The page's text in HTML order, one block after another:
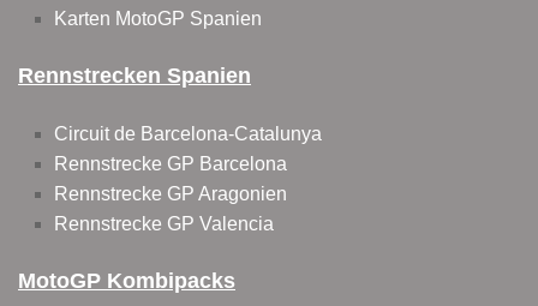
Karten MotoGP Spanien
Rennstrecken Spanien
Circuit de Barcelona-Catalunya
Rennstrecke GP Barcelona
Rennstrecke GP Aragonien
Rennstrecke GP Valencia
MotoGP Kombipacks